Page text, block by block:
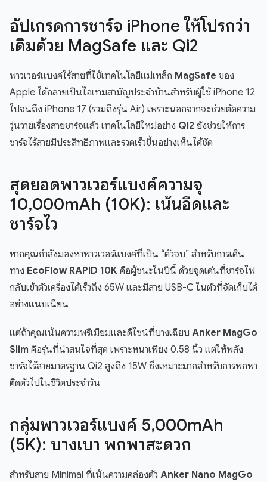
อัปเกรดการชาร์จ iPhone ให้โปรกว่า
เดิมด้วย MagSafe และ Qi2
พาวเวอร์แบงค์ไร้สายที่ใช้เทคโนโลยีแม่เหล็ก MagSafe ของ
Apple ได้กลายเป็นไอเทมสามัญประจำบ้านสำหรับผู้ใช้ iPhone 12
ไปจนถึง iPhone 17 (รวมถึงรุ่น Air) เพราะนอกจากจะช่วยตัดความ
วุ่นวายเรื่องสายชาร์จแล้ว เทคโนโลยีใหม่อย่าง Qi2 ยังช่วยให้การ
ชาร์จไร้สายมีประสิทธิภาพและรวดเร็วขึ้นอย่างเห็นได้ชัด
สุดยอดพาวเวอร์แบงค์ความจุ
10,000mAh (10K): เน้นอึดและ
ชาร์จไว
หากคุณกำลังมองหาพาวเวอร์แบงค์ที่เป็น “ตัวจบ” สำหรับการเดิน
ทาง EcoFlow RAPID 10K คือผู้ชนะในปีนี้ ด้วยจุดเด่นที่ชาร์จไฟ
กลับเข้าตัวเครื่องได้เร็วถึง 65W และมีสาย USB-C ในตัวที่จัดเก็บได้
อย่างแนบเนียน
แต่ถ้าคุณเน้นความพรีเมียมและดีไซน์ที่บางเฉียบ Anker MagGo
Slim คือรุ่นที่น่าสนใจที่สุด เพราะหนาเพียง 0.58 นิ้ว แต่ให้พลัง
ชาร์จไร้สายมาตรฐาน Qi2 สูงถึง 15W ซึ่งเหมาะมากสำหรับการพกพา
ติดตัวไปในชีวิตประจำวัน
กลุ่มพาวเวอร์แบงค์ 5,000mAh
(5K): บางเบา พกพาสะดวก
สำหรับสาย Minimal ที่เน้นความคล่องตัว Anker Nano MagGo